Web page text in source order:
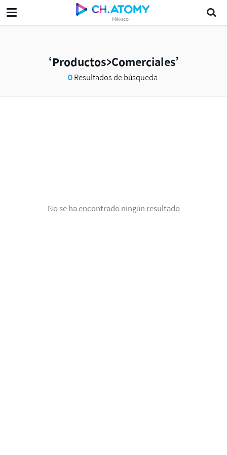
México
Productos>Comerciales
0Resultados de búsqueda.
No se ha encontrado ningún resultado